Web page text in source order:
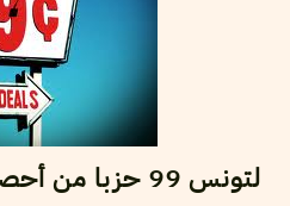
لتونس 99 حزبا من أحصاها دخل النار